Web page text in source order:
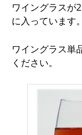
ワイングラスが
に入っています。
ワイングラス単
ください。